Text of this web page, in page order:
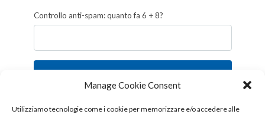
Manage Cookie Consent
Utilizziamo tecnologie come i cookie per memorizzare e/o accedere alle
Controllo anti-spam: quanto fa 6 + 8?
Iscriviti
Follow us!